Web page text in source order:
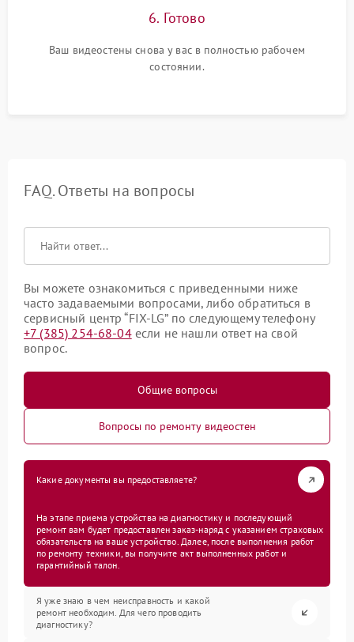
6. Готово
Ваш видеостены снова у вас в полностью рабочем
состоянии.
FAQ. Ответы на вопросы
Вы можете ознакомиться с приведенными ниже
часто задаваемыми вопросами, либо обратиться в
сервисный центр “FIX-LG” по следующему телефону
+7 (385) 254-68-04если не нашли ответ на свой
вопрос.
Общие вопросы
Вопросы по ремонту видеостен
Какие документы вы предоставляете?
На этапе приема устройства на диагностику и последующий
ремонт вам будет предоставлен заказ-наряд с указанием страховых
обязательств на ваше устройство. Далее, после выполнения работ
по ремонту техники, вы получите акт выполненных работ и
гарантийный талон.
Я уже знаю в чем неисправность и какой
ремонт необходим. Для чего проводить
диагностику?